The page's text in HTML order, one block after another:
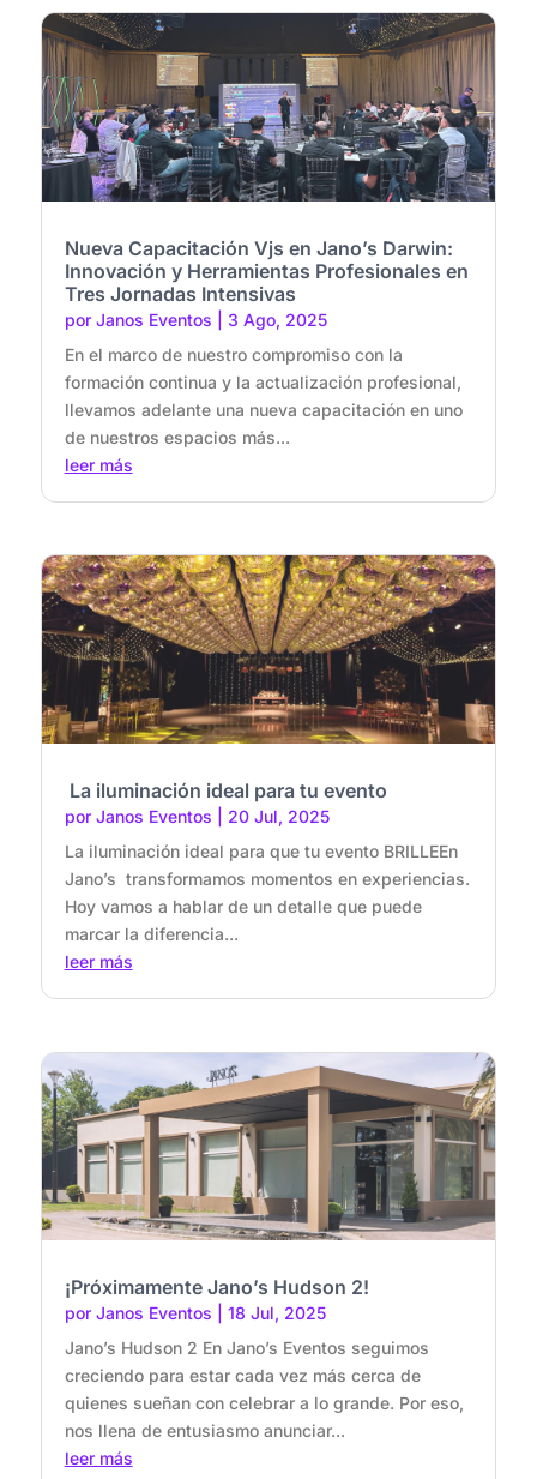
Nueva Capacitación Vjs en Jano’s Darwin:
Innovación y Herramientas Profesionales en
Tres Jornadas Intensivas
por Janos Eventos
3 Ago, 2025
En el marco de nuestro compromiso con la
formación continua y la actualización profesional,
llevamos adelante una nueva capacitación en uno
de nuestros espacios más...
leer más
La iluminación ideal para tu evento
por Janos Eventos
20 Jul, 2025
La iluminación ideal para que tu evento BRILLEEn
Jano’s transformamos momentos en experiencias.
Hoy vamos a hablar de un detalle que puede
marcar la diferencia...
leer más
¡Próximamente Jano’s Hudson 2!
por Janos Eventos
18 Jul, 2025
Jano’s Hudson 2 En Jano’s Eventos seguimos
creciendo para estar cada vez más cerca de
quienes sueñan con celebrar a lo grande. Por eso,
nos llena de entusiasmo anunciar...
leer más